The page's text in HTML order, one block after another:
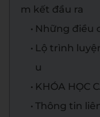
m kết đầu ra
Những điều
Lộ trình
u
KHÓA HỌC
Thông tin